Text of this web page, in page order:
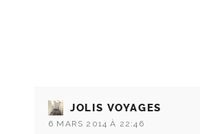
JOLIS VOYAGES
6 MARS 2014 À 22:46